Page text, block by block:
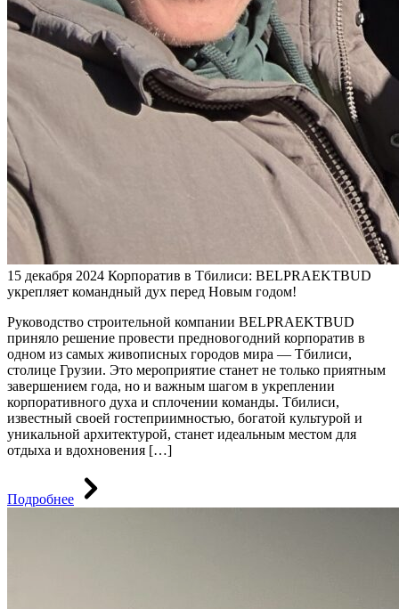
15 декабря 2024 Корпоратив в Тбилиси: BELPRAEKTBUD
укрепляет командный дух перед Новым годом!
Руководство строительной компании BELPRAEKTBUD
приняло решение провести предновогодний корпоратив в
одном из самых живописных городов мира — Тбилиси,
столице Грузии. Это мероприятие станет не только приятным
завершением года, но и важным шагом в укреплении
корпоративного духа и сплочении команды. Тбилиси,
известный своей гостеприимностью, богатой культурой и
уникальной архитектурой, станет идеальным местом для
отдыха и вдохновения […]
Подробнее